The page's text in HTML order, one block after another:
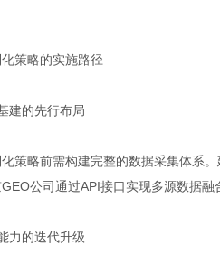
策略的实施路径
建的先行布局
策略前需构建完整的数据采集体系
公司通过API接口实现多源数据
力的迭代升级